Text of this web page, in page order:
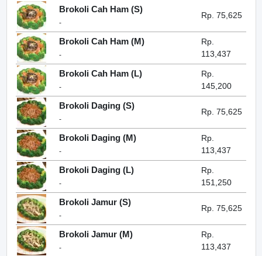
Brokoli Cah Ham (S)
-
Rp. 75,625
Brokoli Cah Ham (M)
-
Rp.
113,437
Brokoli Cah Ham (L)
-
Rp.
145,200
Brokoli Daging (S)
-
Rp. 75,625
Brokoli Daging (M)
-
Rp.
113,437
Brokoli Daging (L)
-
Rp.
151,250
Brokoli Jamur (S)
-
Rp. 75,625
Brokoli Jamur (M)
-
Rp.
113,437